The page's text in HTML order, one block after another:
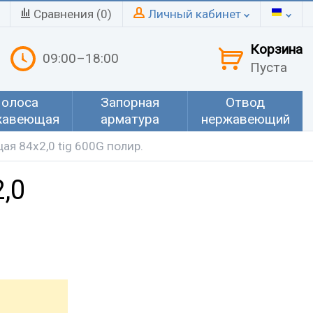
Сравнения (0) Личный кабинет
09:00–18:00
Корзина
Пуста
Запорная
арматура
Отвод
нержавеющий
84х2,0 tig 600G полир.